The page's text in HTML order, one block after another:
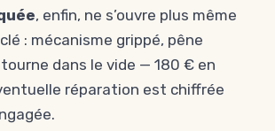
, enfin, ne s’ouvre plus même
: mécanisme grippé, pêne
dans le vide — 180 € en
réparation est chiffrée